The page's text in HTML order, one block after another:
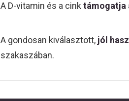
A D-vitamin és a cink támogatja
A gondosan kiválasztott, jól
szakaszában.